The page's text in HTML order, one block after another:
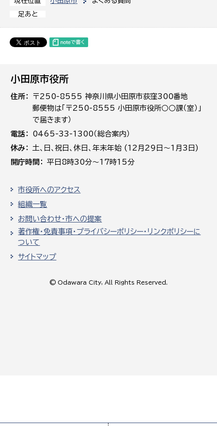
足あと
小田原市役所
住所
〒250-8555 神奈川県小田原市荻窪300番地
郵便物は「〒250-8555 小田原市役所○○課（室）」
で届きます）
電話
0465-33-1300（総合案内）
休み
土､日､祝日、休日、年末年始 (12月29日～1月3日)
開庁時間
平日8時30分～17時15分
市役所へのアクセス
組織一覧
お問い合わせ・市への提案
著作権・免責事項・プライバシーポリシー・リンクポリシーに
ついて
サイトマップ
© Odawara City, All Rights Reserved.